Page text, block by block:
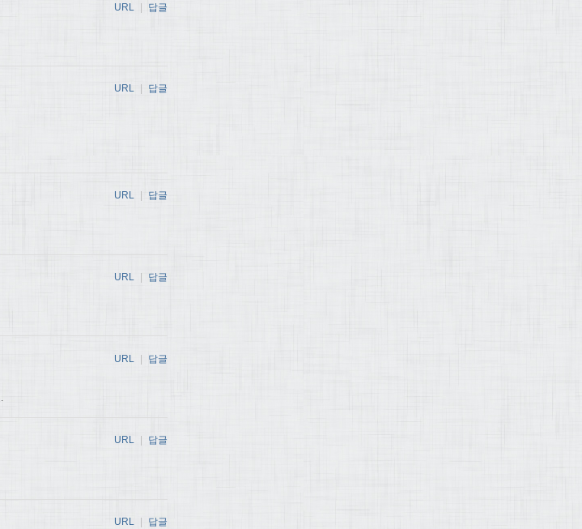
URL | 답글
URL 답글
URL 답글
URL 답글
URL | 답글
URL 답글
URL 답글